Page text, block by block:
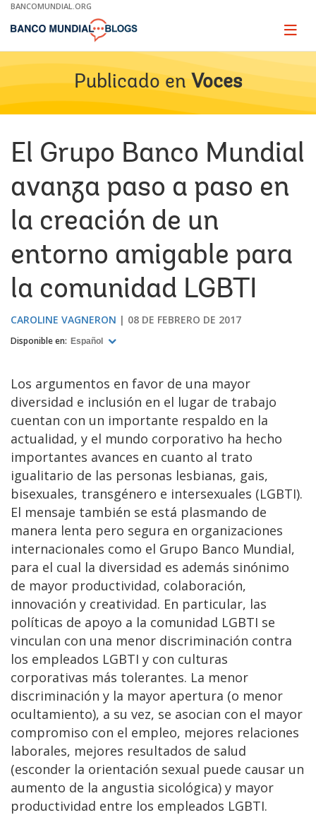
Skip
Main
BANCOMUNDIAL.ORG
Page
Publicado en Voces
El Grupo Banco Mundial
avanza paso a paso en
la creación de un
entorno amigable para
la comunidad LGBTI
CAROLINE VAGNERON 08 DE FEBRERO DE 2017
Disponible en: Español
Los argumentos en favor de una mayor
diversidad e inclusión en el lugar de trabajo
cuentan con un importante respaldo en la
actualidad, y el mundo corporativo ha hecho
importantes avances en cuanto al trato
igualitario de las personas lesbianas, gais,
bisexuales, transgénero e intersexuales (LGBTI).
El mensaje también se está plasmando de
manera lenta pero segura en organizaciones
internacionales como el Grupo Banco Mundial,
para el cual la diversidad es además sinónimo
de mayor productividad, colaboración,
innovación y creatividad. En particular, las
políticas de apoyo a la comunidad LGBTI se
vinculan con una menor discriminación contra
los empleados LGBTI y con culturas
corporativas más tolerantes. La menor
discriminación y la mayor apertura (o menor
ocultamiento), a su vez, se asocian con el mayor
compromiso con el empleo, mejores relaciones
laborales, mejores resultados de salud
(esconder la orientación sexual puede causar un
aumento de la angustia sicológica) y mayor
productividad entre los empleados LGBTI.